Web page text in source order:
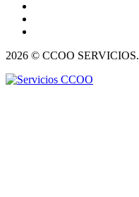
2026 © CCOO SERVICIOS.